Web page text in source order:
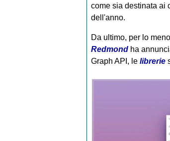
come sia destinata ai
dell'anno.
Da ultimo, per lo
Redmondha
Graph API, le librerie